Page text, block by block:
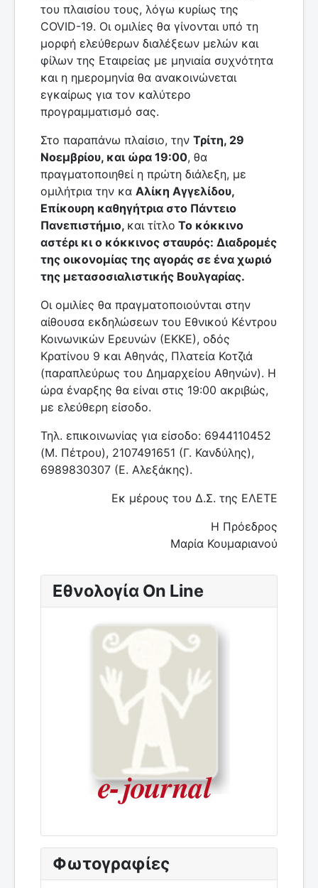
του πλαισίου τους, λόγω κυρίως της
COVID-19. Οι ομιλίες θα γίνονται υπό τη
μορφή ελεύθερων διαλέξεων μελών και
φίλων της Εταιρείας με μηνιαία συχνότητα
και η ημερομηνία θα ανακοινώνεται
εγκαίρως για τον καλύτερο
προγραμματισμό σας.
Στο παραπάνω πλαίσιο, την Τρίτη, 29
Νοεμβρίου, και ώρα 19:00, θα
πραγματοποιηθεί η πρώτη διάλεξη, με
ομιλήτρια την κα Αλίκη Αγγελίδου,
Επίκουρη καθηγήτρια στο Πάντειο
Πανεπιστήμιο, και τίτλο Το κόκκινο
αστέρι κι ο κόκκινος σταυρός: Διαδρομές
της οικονομίας της αγοράς σε ένα χωριό
της μετασοσιαλιστικής Βουλγαρίας.
Οι ομιλίες θα πραγματοποιούνται στην
αίθουσα εκδηλώσεων του Εθνικού Κέντρου
Κοινωνικών Ερευνών (ΕΚΚΕ), οδός
Κρατίνου 9 και Αθηνάς, Πλατεία Κοτζιά
(παραπλεύρως του Δημαρχείου Αθηνών). Η
ώρα έναρξης θα είναι στις 19:00 ακριβώς,
με ελεύθερη είσοδο.
Τηλ. επικοινωνίας για είσοδο: 6944110452
(Μ. Πέτρου), 2107491651 (Γ. Κανδύλης),
6989830307 (Ε. Αλεξάκης).
Εκ μέρους του Δ.Σ. της ΕΛΕΤΕ
Η Πρόεδρος
Μαρία Κουμαριανού
Εθνολογία On Line
Φωτογραφίες